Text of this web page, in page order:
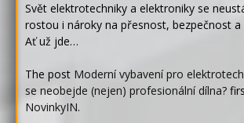
Svět elektrotechniky a elektroniky se
rostou i nároky na přesnost, bezpečnost a
Ať už jde…
The post Moderní vybavení pro
se neobejde (nejen) profesionální dílna?
NovinkyIN.